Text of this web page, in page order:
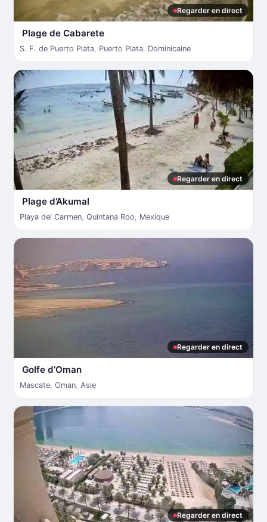
Regarder en direct
Plage de Cabarete
S. F. de Puerto Plata, Puerto Plata, Dominicaine
Regarder en direct
Plage d’Akumal
Playa del Carmen, Quintana Roo, Mexique
Regarder en direct
Golfe d’Oman
Mascate, Oman, Asie
Regarder en direct